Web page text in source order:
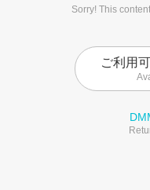
Sorry! This
ご利用